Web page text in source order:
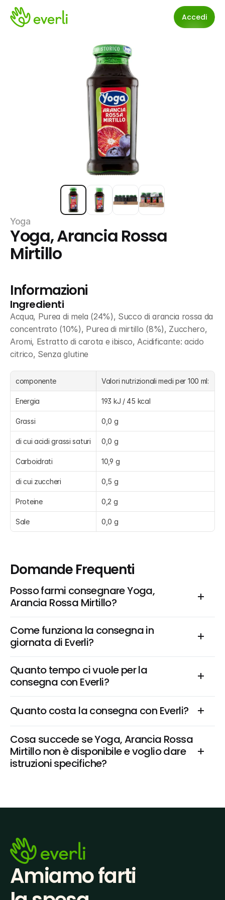
Accedi
Yoga
Yoga, Arancia Rossa
Mirtillo
Informazioni
Ingredienti
Acqua, Purea di mela (24%), Succo di arancia rossa da
concentrato (10%), Purea di mirtillo (8%), Zucchero,
Aromi, Estratto di carota e ibisco, Acidificante: acido
citrico, Senza glutine
componente Valori nutrizionali medi per 100 ml:
Energia 193 kJ / 45 kcal
Grassi 0,0 g
di cui acidi grassi saturi 0,0 g
Carboidrati 10,9 g
di cui zuccheri 0,5 g
Proteine 0,2 g
Sale 0,0 g
Domande Frequenti
Posso farmi consegnare Yoga,
Arancia Rossa Mirtillo?
Come funziona la consegna in
giornata di Everli?
Quanto tempo ci vuole per la
consegna con Everli?
Quanto costa la consegna con Everli?
Cosa succede se Yoga, Arancia Rossa
Mirtillo non è disponibile e voglio dare
istruzioni specifiche?
Amiamo farti